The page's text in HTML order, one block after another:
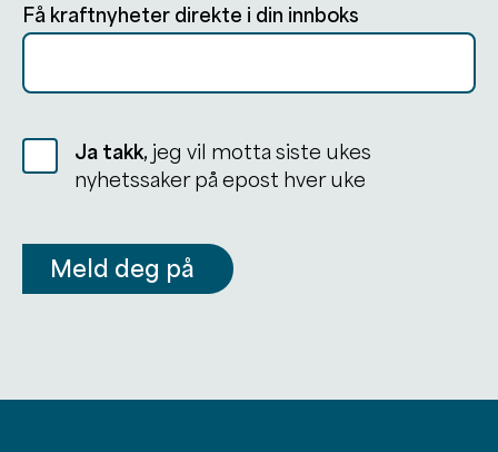
Få kraftnyheter direkte i din innboks
Ja takk, jeg vil motta siste ukes
nyhetssaker på epost hver uke
Meld deg på